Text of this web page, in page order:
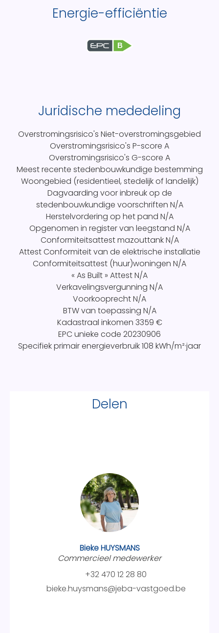
Energie-efficiëntie
B
Juridische mededeling
Overstromingsrisico's Niet-overstromingsgebied
Overstromingsrisico's P-score A
Overstromingsrisico's G-score A
Meest recente stedenbouwkundige bestemming
Woongebied (residentieel, stedelijk of landelijk)
Dagvaarding voor inbreuk op de
stedenbouwkundige voorschriften N/A
Herstelvordering op het pand N/A
Opgenomen in register van leegstand N/A
Conformiteitsattest mazouttankN/A
Attest Conformiteit van de elektrische installatie
Conformiteitsattest (huur)woningen N/A
« As Built » AttestN/A
Verkavelingsvergunning N/A
VoorkooprechtN/A
BTW van toepassing N/A
Kadastraal inkomen 3359 €
EPC unieke code 20230906
Specifiek primair energieverbruik108 kWh/m²·jaar
Delen
Bieke HUYSMANS
Commercieel medewerker
+32 470 12 28 80
bieke.huysmans@jeba-vastgoed.be